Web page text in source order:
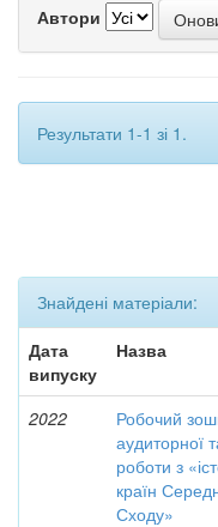
Автори
Результати 1-1 зі 1.
Знайдені матеріали:
Дата
випуску
Назва
2022
Робочий
аудиторної
роботи з
країн
Сходу»